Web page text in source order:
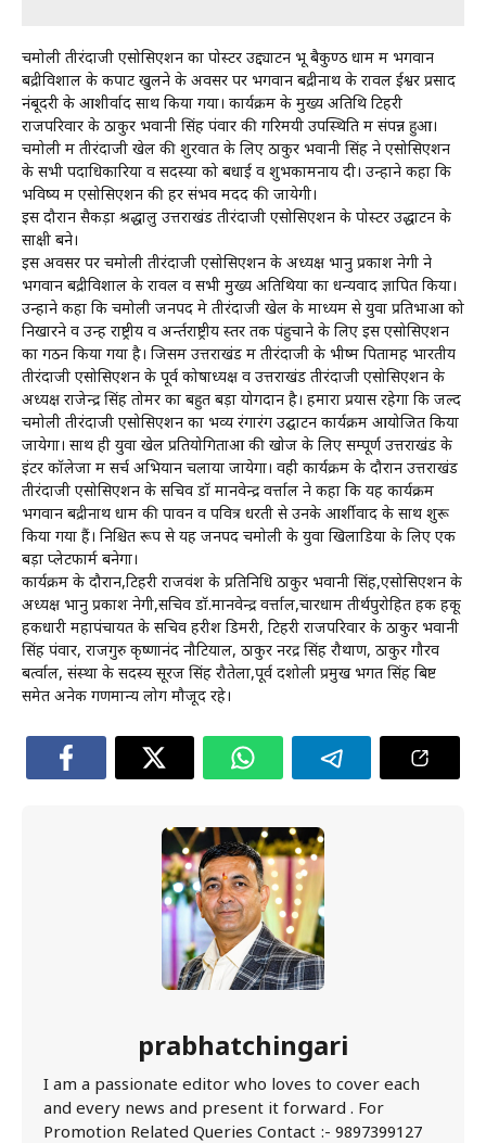
चमोली तीरंदाजी एसोसिएशन का पोस्टर उद्द्याटन भू बैकुण्ठ धाम में भगवान
बद्रीविशाल के कपाट खुलने के अवसर पर भगवान बद्रीनाथ के रावल ईश्वर प्रसाद
नंबूदरी के आशीर्वाद साथ किया गया। कार्यक्रम के मुख्य अतिथि टिहरी
राजपरिवार के ठाकुर भवानी सिंह पंवार की गरिमयी उपस्थिति में संपन्न हुआ।
चमोली में तीरंदाजी खेल की शुरवात के लिए ठाकुर भवानी सिंह ने एसोसिएशन
के सभी पदाधिकारियों व सदस्यों को बधाई व शुभकामनायें दी। उन्होंने कहा कि
भविष्य में एसोसिएशन की हर संभव मदद की जायेगी।
इस दौरान सैकड़ों श्रद्धालु उत्तराखंड तीरंदाजी एसोसिएशन के पोस्टर उद्धाटन के
साक्षी बने।
इस अवसर पर चमोली तीरंदाजी एसोसिएशन के अध्यक्ष भानु प्रकाश नेगी ने
भगवान बद्रीविशाल के रावल व सभी मुख्य अतिथियों का धन्यवाद ज्ञापित किया।
उन्होंने कहा कि चमोली जनपद मे तीरंदाजी खेल के माध्यम से युवा प्रतिभाओं को
निखारने व उन्हें राष्ट्रीय व अर्न्तराष्ट्रीय स्तर तक पंहुचाने के लिए इस एसोसिएशन
का गठन किया गया है। जिसमें उत्तराखंड में तीरंदाजी के भीष्म पितामह भारतीय
तीरंदाजी एसोसिएशन के पूर्व कोषाध्यक्ष व उत्तराखंड तीरंदाजी एसोसिएशन के
अध्यक्ष राजेन्द्र सिंह तोमर का बहुत बड़ा योगदान है। हमारा प्रयास रहेगा कि जल्द
चमोली तीरंदाजी एसोसिएशन का भव्य रंगारंग उद्घाटन कार्यक्रम आयोजित किया
जायेगा। साथ ही युवा खेल प्रतियोगिताओं की खोज के लिए सम्पूर्ण उत्तराखंड के
इंटर कॉलेजों में सर्च अभियान चलाया जायेगा। वही कार्यक्रम के दौरान उत्तराखंड
तीरंदाजी एसोसिएशन के सचिव डॉ मानवेन्द्र वर्त्ताल ने कहा कि यह कार्यक्रम
भगवान बद्रीनाथ धाम की पावन व पवित्र धरती से उनके आर्शीवाद के साथ शुरू
किया गया हैं। निश्चित रूप से यह जनपद चमोली के युवा खिलाडियों के लिए एक
बड़ा प्लेटफार्म बनेगा।
कार्यक्रम के दौरान,टिहरी राजवंश के प्रतिनिधि ठाकुर भवानी सिंह,एसोसिएशन के
अध्यक्ष भानु प्रकाश नेगी,सचिव डॉ.मानवेन्द्र वर्त्ताल,चारधाम तीर्थपुरोहित हक हकू
हकधारी महापंचायत के सचिव हरीश डिमरी, टिहरी राजपरिवार के ठाकुर भवानी
सिंह पंवार, राजगुरु कृष्णानंद नौटियाल, ठाकुर नरेंद्र सिंह रौथाण, ठाकुर गौरव
बर्त्वाल, संस्था के सदस्य सूरज सिंह रौतेला,पूर्व दशोली प्रमुख भगत सिंह बिष्ट
समेत अनेक गणमान्य लोग मौजूद रहे।
prabhatchingari
I am a passionate editor who loves to cover each
and every news and present it forward . For
Promotion Related Queries Contact :- 9897399127